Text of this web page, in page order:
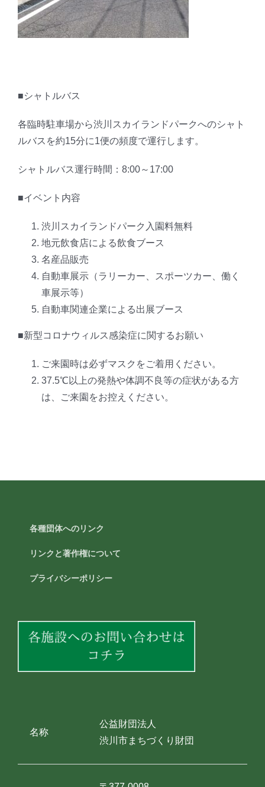
■シャトルバス
各臨時駐車場から渋川スカイランドパークへのシャト
ルバスを約15分に1便の頻度で運行します。
シャトルバス運行時間：8:00～17:00
■イベント内容
渋川スカイランドパーク入園料無料
地元飲食店による飲食ブース
名産品販売
自動車展示（ラリーカー、スポーツカー、働く
車展示等）
自動車関連企業による出展ブース
■新型コロナウィルス感染症に関するお願い
ご来園時は必ずマスクをご着用ください。
37.5℃以上の発熱や体調不良等の症状がある方
は、ご来園をお控えください。
各種団体へのリンク
リンクと著作権について
プライバシーポリシー
名称
公益財団法人
渋川市まちづくり財団